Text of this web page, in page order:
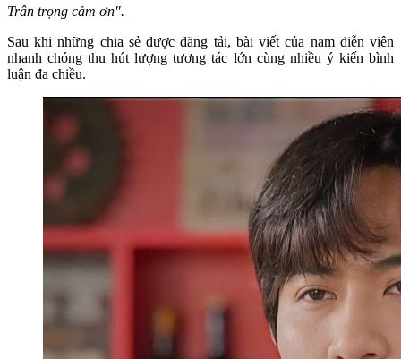
Trân trọng cảm ơn".
Sau khi những chia sẻ được đăng tải, bài viết của nam diễn viên
nhanh chóng thu hút lượng tương tác lớn cùng nhiều ý kiến bình
luận đa chiều.